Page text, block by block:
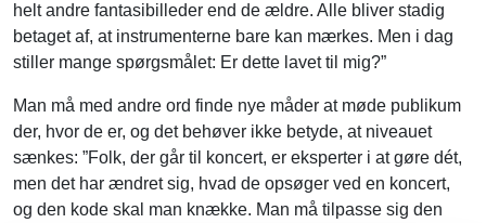
helt andre fantasibilleder end de ældre. Alle bliver stadig
betaget af, at instrumenterne bare kan mærkes. Men i dag
stiller mange spørgsmålet: Er dette lavet til mig?”
Man må med andre ord finde nye måder at møde publikum
der, hvor de er, og det behøver ikke betyde, at niveauet
sænkes: ”Folk, der går til koncert, er eksperter i at gøre dét,
men det har ændret sig, hvad de opsøger ved en koncert,
og den kode skal man knække. Man må tilpasse sig den